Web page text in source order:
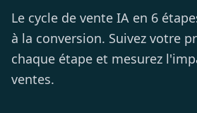
Le cycle de vente IA en 6
à la conversion. Suivez votre
chaque étape et mesurez
ventes.